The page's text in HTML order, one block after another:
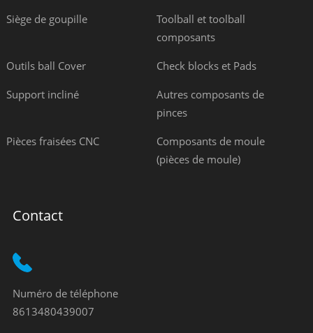
Siège de goupille
Toolball et toolball
composants
Outils ball Cover Check blocks et Pads
Support incliné
Autres composants de
pinces
Pièces fraisées CNC
Composants de moule
(pièces de moule)
Contact
Numéro de téléphone
8613480439007